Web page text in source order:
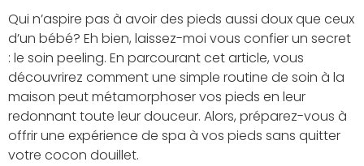
Qui n’aspire pas à avoir des pieds aussi doux que ceux
d’un bébé? Eh bien, laissez-moi vous confier un secret
: le soin peeling. En parcourant cet article, vous
découvrirez comment une simple routine de soin à la
maison peut métamorphoser vos pieds en leur
redonnant toute leur douceur. Alors, préparez-vous à
offrir une expérience de spa à vos pieds sans quitter
votre cocon douillet.